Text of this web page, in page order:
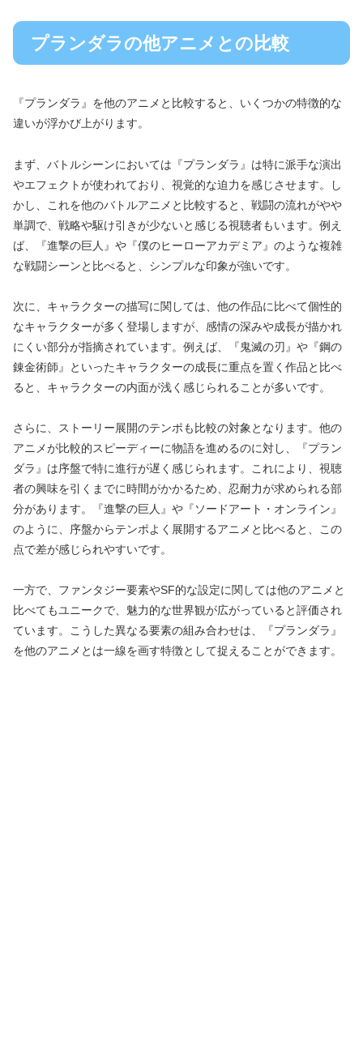
プランダラの他アニメとの比較
『プランダラ』を他のアニメと比較すると、いくつかの特徴的な
違いが浮かび上がります。
まず、バトルシーンにおいては『プランダラ』は特に派手な演出
やエフェクトが使われており、視覚的な迫力を感じさせます。し
かし、これを他のバトルアニメと比較すると、戦闘の流れがやや
単調で、戦略や駆け引きが少ないと感じる視聴者もいます。例え
ば、『進撃の巨人』や『僕のヒーローアカデミア』のような複雑
な戦闘シーンと比べると、シンプルな印象が強いです。
次に、キャラクターの描写に関しては、他の作品に比べて個性的
なキャラクターが多く登場しますが、感情の深みや成長が描かれ
にくい部分が指摘されています。例えば、『鬼滅の刃』や『鋼の
錬金術師』といったキャラクターの成長に重点を置く作品と比べ
ると、キャラクターの内面が浅く感じられることが多いです。
さらに、ストーリー展開のテンポも比較の対象となります。他の
アニメが比較的スピーディーに物語を進めるのに対し、『プラン
ダラ』は序盤で特に進行が遅く感じられます。これにより、視聴
者の興味を引くまでに時間がかかるため、忍耐力が求められる部
分があります。『進撃の巨人』や『ソードアート・オンライン』
のように、序盤からテンポよく展開するアニメと比べると、この
点で差が感じられやすいです。
一方で、ファンタジー要素やSF的な設定に関しては他のアニメと
比べてもユニークで、魅力的な世界観が広がっていると評価され
ています。こうした異なる要素の組み合わせは、『プランダラ』
を他のアニメとは一線を画す特徴として捉えることができます。